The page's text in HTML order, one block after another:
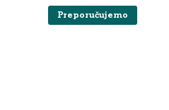
Preporučujemo